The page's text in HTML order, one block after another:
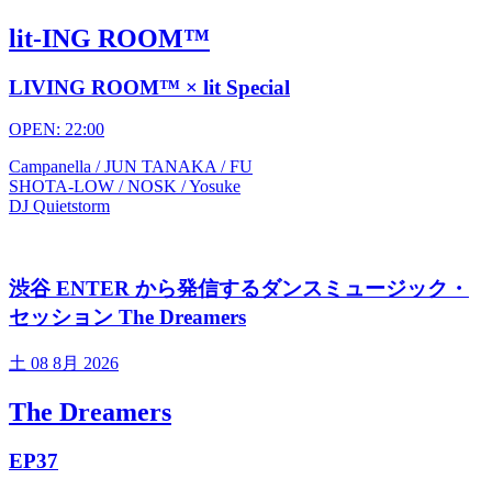
lit-ING ROOM™
LIVING ROOM™ × lit Special
OPEN: 22:00
Campanella / JUN TANAKA / FU
SHOTA-LOW / NOSK / Yosuke
DJ Quietstorm
渋谷 ENTER から発信するダンスミュージック・
セッション The Dreamers
土 08 8月 2026
The Dreamers
EP37